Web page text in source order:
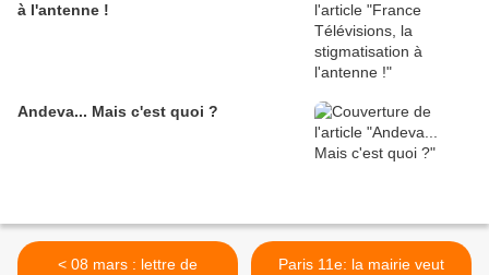
à l'antenne !
Andeva... Mais c'est quoi ?
< 08 mars : lettre de
Paris 11e: la mairie veut